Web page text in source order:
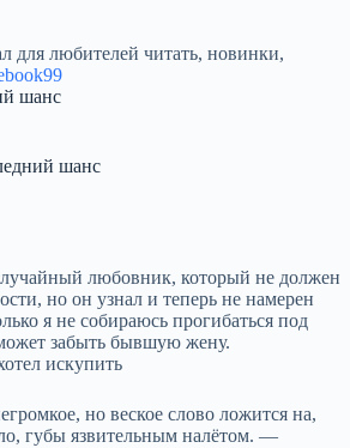
для любителей читать, новинки,
шанс
шанс
любовник, который не должен
но он узнал и теперь не намерен
я не собираюсь прогибаться под
забыть бывшую жену.
искупить
но веское слово ложится на,
губы язвительным налётом. —